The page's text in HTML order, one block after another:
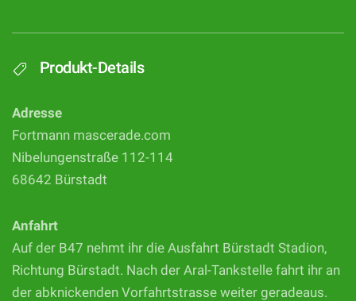
Produkt-Details
Adresse
Fortmann mascerade.com
Nibelungenstraße 112-114
68642 Bürstadt
Anfahrt
Auf der B47 nehmt ihr die Ausfahrt Bürstadt Stadion,
Richtung Bürstadt. Nach der Aral-Tankstelle fahrt ihr an
der abknickenden Vorfahrtstrasse weiter geradeaus.